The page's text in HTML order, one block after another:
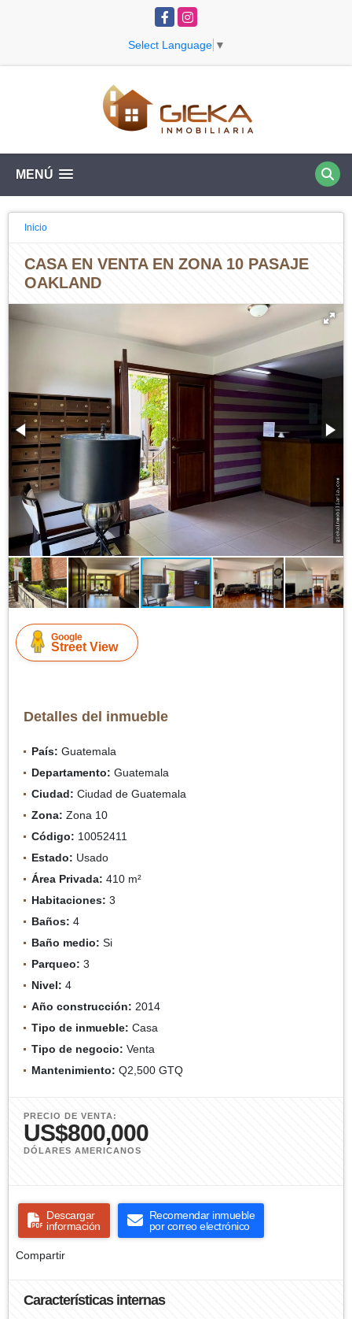
FacebookInstagram
Select Language ▼
MENÚ
Inicio
CASA EN VENTA EN ZONA 10 PASAJE
OAKLAND
Google
Street View
Detalles del inmueble
País: Guatemala
Departamento: Guatemala
Ciudad: Ciudad de Guatemala
Zona: Zona 10
Código: 10052411
Estado: Usado
Área Privada: 410 m²
Habitaciones: 3
Baños: 4
Baño medio: Si
Parqueo: 3
Nivel: 4
Año construcción: 2014
Tipo de inmueble: Casa
Tipo de negocio: Venta
Mantenimiento: Q2,500 GTQ
PRECIO DE VENTA:
US$800,000
DÓLARES AMERICANOS
Descargar
información
Recomendar inmueble
por correo electrónico
Compartir
Características internas